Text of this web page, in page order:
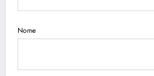
Nome